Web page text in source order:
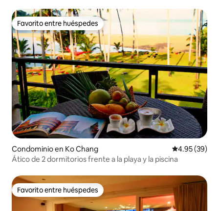
Favorito entre huéspedes
Favorito entre huéspedes
Condominio en Ko Chang Calificación
4.95 (39)
Ático de 2 dormitorios frente a la playa y la piscina
Favorito entre huéspedes
Favorito entre huéspedes